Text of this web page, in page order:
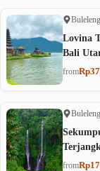
Buleleng
Lovina
Bali
from
Buleleng
from